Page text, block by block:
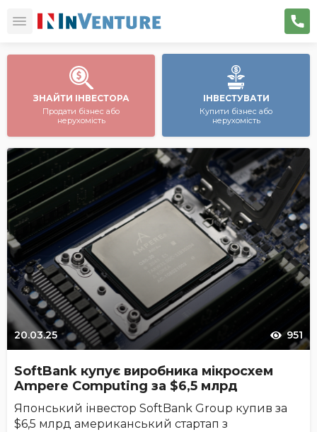
ЗНАЙТИ ІНВЕСТОРА
Продати бізнес або
нерухомість
ІНВЕСТУВАТИ
Купити бізнес або
нерухомість
20.03.25 951
SoftBank купує виробника мікросхем
Ampere Computing за $6,5 млрд
Японський інвестор SoftBank Group купив за
$6,5 млрд американський стартап з